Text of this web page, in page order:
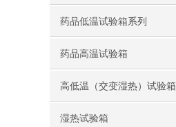
药品低温试验箱系列
药品高温试验箱
高低温（交变湿热）试验箱
湿热试验箱